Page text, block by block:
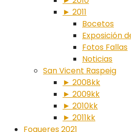
► 2011
Bocetos
Exposición
Fotos Fallas
Noticias
San Vicent Raspeig
► 2008kk
► 2009kk
► 2010kk
► 2011kk
Fogueres 2021